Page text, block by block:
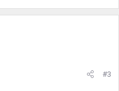
#3